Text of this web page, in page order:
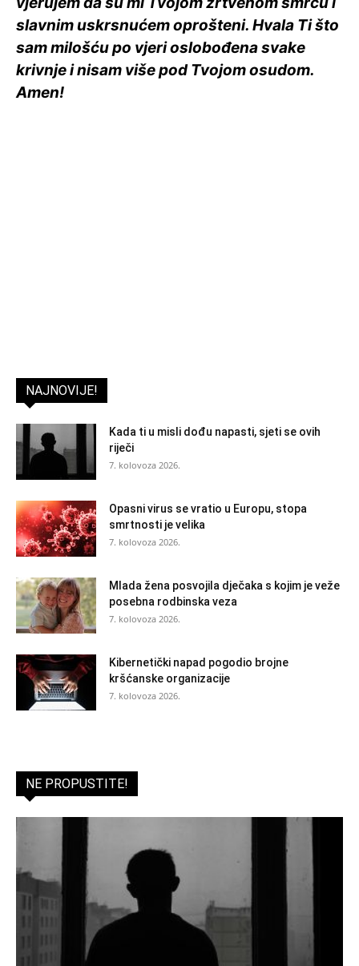
slavnim uskrsnućem oprošteni. Hvala Ti što
sam milošću po vjeri oslobođena svake
krivnje i nisam više pod Tvojom osudom.
Amen!
NAJNOVIJE!
Kada ti u misli dođu napasti, sjeti se ovih
riječi
7. kolovoza 2026.
Opasni virus se vratio u Europu, stopa
smrtnosti je velika
7. kolovoza 2026.
Mlada žena posvojila dječaka s kojim je veže
posebna rodbinska veza
7. kolovoza 2026.
Kibernetički napad pogodio brojne
kršćanske organizacije
7. kolovoza 2026.
NE PROPUSTITE!